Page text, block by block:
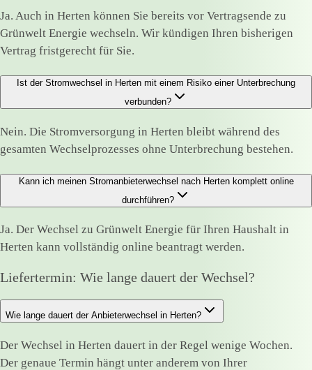
Ja. Auch in Herten können Sie bereits vor Vertragsende zu
Grünwelt Energie wechseln. Wir kündigen Ihren bisherigen
Vertrag fristgerecht für Sie.
Ist der Stromwechsel in Herten mit einem Risiko einer Unterbrechung
verbunden?
Nein. Die Stromversorgung in Herten bleibt während des
gesamten Wechselprozesses ohne Unterbrechung bestehen.
Kann ich meinen Stromanbieterwechsel nach Herten komplett online
durchführen?
Ja. Der Wechsel zu Grünwelt Energie für Ihren Haushalt in
Herten kann vollständig online beantragt werden.
Liefertermin: Wie lange dauert der Wechsel?
Wie lange dauert der Anbieterwechsel in Herten?
Der Wechsel in Herten dauert in der Regel wenige Wochen.
Der genaue Termin hängt unter anderem von Ihrer